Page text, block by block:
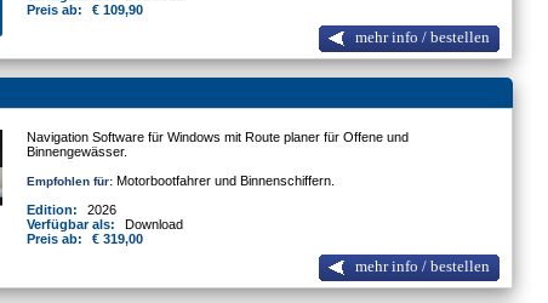
Preis ab:
€ 109,90
mehr info / bestellen
Navigation Software für Windows mit Route planer für Offene und
Binnengewässer.
Empfohlen für: Motorbootfahrer und Binnenschiffern.
Edition:
2026
Verfügbar als:
Download
Preis ab:
€ 319,00
mehr info / bestellen